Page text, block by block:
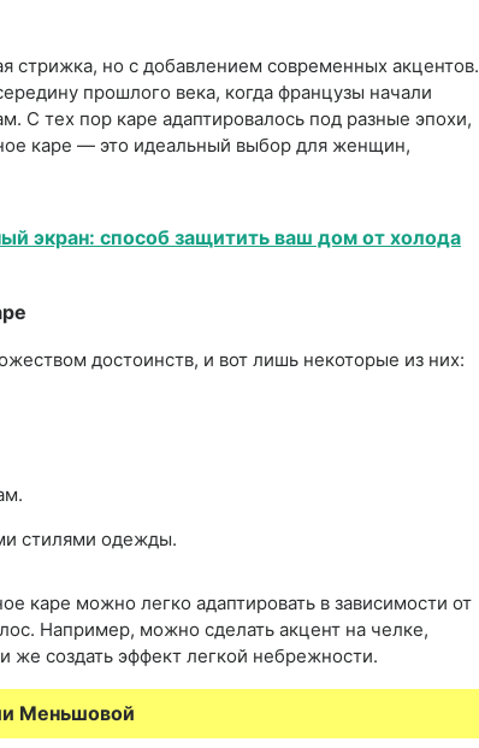
стрижка, но с добавлением современных акцентов.
прошлого века, когда французы начали
С тех пор каре адаптировалось под разные эпохи,
каре — это идеальный выбор для женщин,
экран: способ защитить ваш дом от холода
достоинств, и вот лишь некоторые из них:
стилями одежды.
каре можно легко адаптировать в зависимости от
Например, можно сделать акцент на челке,
же создать эффект легкой небрежности.
Меньшовой